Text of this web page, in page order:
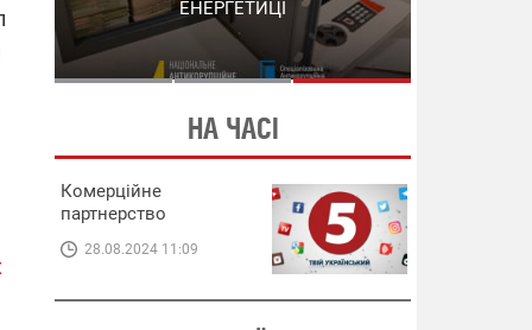
СХЕМИ В ЕНЕРГЕТИЦІ
ЕНЕРГЕТИЦІ
НА ЧАСІ
Комерційне
партнерство
28.08.2024 11:09